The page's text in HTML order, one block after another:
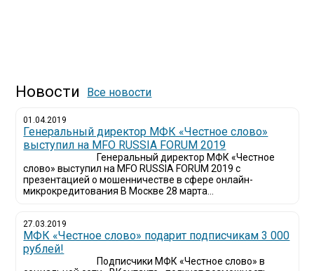
Новости Все новости
01.04.2019
Генеральный директор МФК «Честное слово»
выступил на MFO RUSSIA FORUM 2019
Генеральный директор МФК «Честное
слово» выступил на MFO RUSSIA FORUM 2019 с
презентацией о мошенничестве в сфере онлайн-
микрокредитования В Москве 28 марта...
27.03.2019
МФК «Честное слово» подарит подписчикам 3 000
рублей!
Подписчики МФК «Честное слово» в